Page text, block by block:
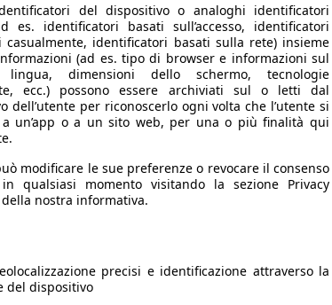
del dispositivo o analoghi identificatori
es. identificatori basati sull’accesso, identificatori
casualmente, identificatori basati sulla rete) insieme
(ad es. tipo di browser e informazioni sul
lingua, dimensioni dello schermo, tecnologie
ecc.) possono essere archiviati sul o letti dal
dell’utente per riconoscerlo ogni volta che l’utente si
un’app o a un sito web, per una o più finalità qui
modificare le sue preferenze o revocare il consenso
qualsiasi momento visitando la sezione Privacy
nostra informativa.
precisi e identificazione attraverso la
del dispositivo